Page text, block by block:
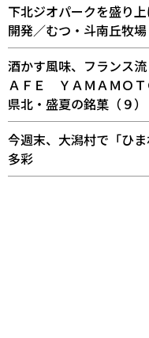
下北ジオパークを盛り
開発／むつ・斗南丘牧場
酒かす風味、フラン
ＡＦＥ ＹＡＭＡＭＯ
県北・盛夏の銘菓（９）
今週末、大潟村で「ひ
多彩